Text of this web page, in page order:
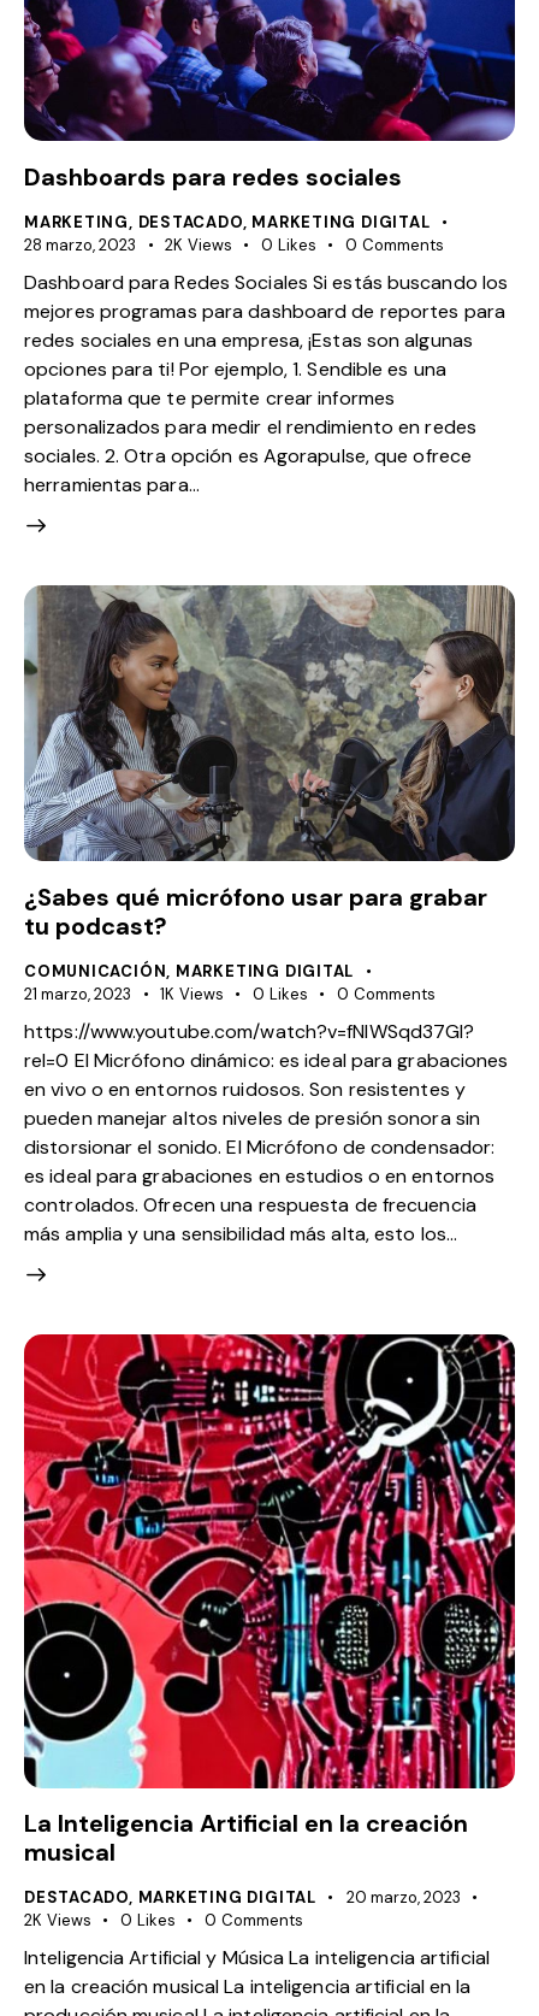
Dashboards para redes sociales
MARKETING, DESTACADO, MARKETING DIGITAL
28 marzo, 2023
2K Views 0 Likes 0 Comments
Dashboard para Redes Sociales Si estás buscando los
mejores programas para dashboard de reportes para
redes sociales en una empresa, ¡Estas son algunas
opciones para ti! Por ejemplo, 1. Sendible es una
plataforma que te permite crear informes
personalizados para medir el rendimiento en redes
sociales. 2. Otra opción es Agorapulse, que ofrece
herramientas para…
¿Sabes qué micrófono usar para grabar
tu podcast?
COMUNICACIÓN, MARKETING DIGITAL
21 marzo, 2023
1K Views 0 Likes 0 Comments
https://www.youtube.com/watch?v=fNlWSqd37GI?
rel=0 El Micrófono dinámico: es ideal para grabaciones
en vivo o en entornos ruidosos. Son resistentes y
pueden manejar altos niveles de presión sonora sin
distorsionar el sonido. El Micrófono de condensador:
es ideal para grabaciones en estudios o en entornos
controlados. Ofrecen una respuesta de frecuencia
más amplia y una sensibilidad más alta, esto los…
La Inteligencia Artificial en la creación
musical
DESTACADO, MARKETING DIGITAL
20 marzo, 2023
2K Views 0 Likes 0 Comments
Inteligencia Artificial y Música La inteligencia artificial
en la creación musical La inteligencia artificial en la